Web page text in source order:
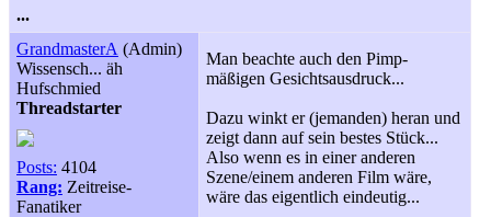
...
GrandmasterA (Admin)
Wissensch... äh
Hufschmied
Threadstarter
Posts: 4104
Rang: Zeitreise-
Fanatiker
Man beachte auch den Pimp-
mäßigen Gesichtsausdruck...
Dazu winkt er (jemanden) heran und
zeigt dann auf sein bestes Stück...
Also wenn es in einer anderen
Szene/einem anderen Film wäre,
wäre das eigentlich eindeutig...